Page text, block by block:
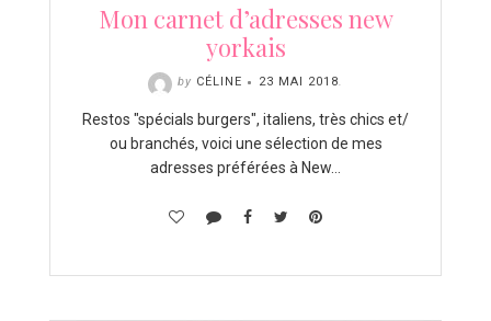
Mon carnet d’adresses new
yorkais
by CÉLINE 23 MAI 2018.
Restos "spécials burgers", italiens, très chics et/
ou branchés, voici une sélection de mes
adresses préférées à New…